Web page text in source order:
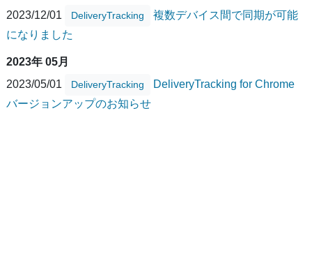
2023/12/01
DeliveryTracking
複数デバイス間で同期が可能
になりました
2023年 05月
2023/05/01
DeliveryTracking
DeliveryTracking for Chrome
バージョンアップのお知らせ